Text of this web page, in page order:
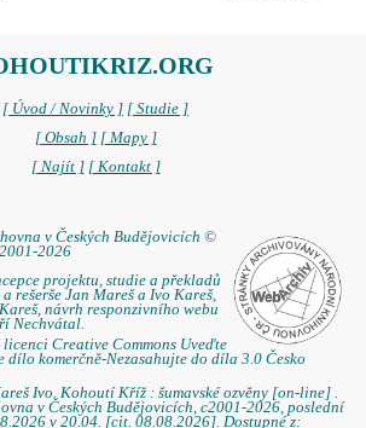
[ Úvod / Novinky ] [ Studie ]
[ Obsah ] [ Mapy ]
[ Najít ] [ Kontakt ]
v Českých Budějovicích ©
2001-2026
projektu, studie a překladů
rešerše Jan Mareš a Ivo Kareš,
návrh responzivního webu
Nechvátal.
Creative Commons Uveďte
dílo komerčně-Nezasahujte do díla 3.0 Česko
Ivo. Kohoutí Kříž : šumavské ozvěny [on-line] .
v Českých Budějovicích, c2001-2026, poslední
v 20.04. [cit. 08.08.2026]. Dostupné z: